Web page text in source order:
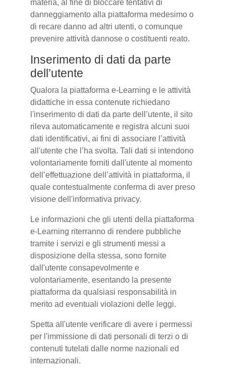
materia, al fine di bloccare tentativi di
danneggiamento alla piattaforma medesimo o
di recare danno ad altri utenti, o comunque
prevenire attività dannose o costituenti reato.
Inserimento di dati da parte
dell’utente
Qualora la piattaforma e-Learning e le attività
didattiche in essa contenute richiedano
l'inserimento di dati da parte dell’utente, il sito
rileva automaticamente e registra alcuni suoi
dati identificativi, ai fini di associare l’attività
all'utente che l’ha svolta. Tali dati si intendono
volontariamente forniti dall'utente al momento
dell’effettuazione dell’attività in piattaforma, il
quale contestualmente conferma di aver preso
visione dell'informativa privacy.
Le informazioni che gli utenti della piattaforma
e-Learning riterranno di rendere pubbliche
tramite i servizi e gli strumenti messi a
disposizione della stessa, sono fornite
dall'utente consapevolmente e
volontariamente, esentando la presente
piattaforma da qualsiasi responsabilità in
merito ad eventuali violazioni delle leggi.
Spetta all'utente verificare di avere i permessi
per l'immissione di dati personali di terzi o di
contenuti tutelati dalle norme nazionali ed
internazionali.